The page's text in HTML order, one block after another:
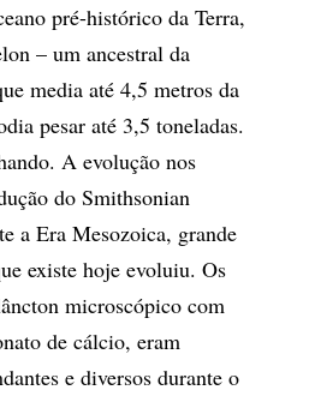
pré-histórico da Terra,
– um ancestral da
media até 4,5 metros da
pesar até 3,5 toneladas.
A evolução nos
do Smithsonian
a Era Mesozoica, grande
existe hoje evoluiu. Os
microscópico com
de cálcio, eram
e diversos durante o